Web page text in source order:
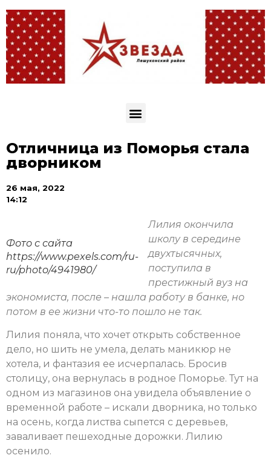
Отличница из Поморья стала
дворником
26 мая, 2022
14:12
Фото с сайта
https://www.pexels.com/ru-
ru/photo/4941980/
Лилия окончила
школу в середине
двухтысячных,
поступила в
престижный вуз на
экономиста, после – нашла работу в банке, но
потом в ее жизни что-то пошло не так.
Лилия поняла, что хочет открыть собственное
дело, но шить не умела, делать маникюр не
хотела, и фантазия ее исчерпалась. Бросив
столицу, она вернулась в родное Поморье. Тут на
одном из магазинов она увидела объявление о
временной работе – искали дворника, но только
на осень, когда листва сыпется с деревьев,
заваливает пешеходные дорожки. Лилию
осенило.